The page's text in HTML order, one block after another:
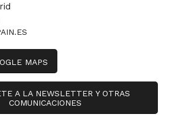
MAPS
A LA NEWSLETTER Y OTRAS
COMUNICACIONES